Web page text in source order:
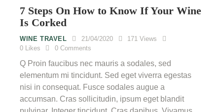
7 Steps On How to Know If Your Wine
Is Corked
WINE TRAVEL 21/04/2020 171 Views
0 Likes 0 Comments
Q Proin faucibus nec mauris a sodales, sed
elementum mi tincidunt. Sed eget viverra egestas
nisi in consequat. Fusce sodales augue a
accumsan. Cras sollicitudin, ipsum eget blandit